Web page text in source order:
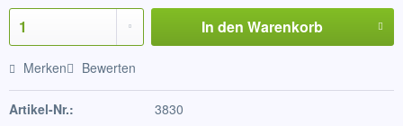
In den Warenkorb
Merken Bewerten
Artikel-Nr.:
3830